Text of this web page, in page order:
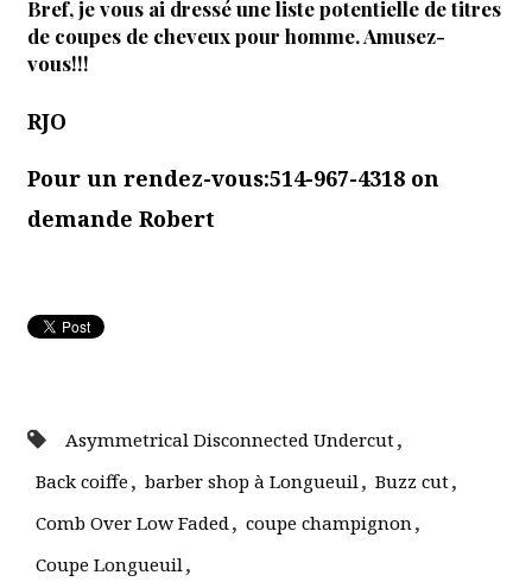
Bref, je vous ai dressé une liste potentielle de titres
de coupes de cheveux pour homme. Amusez-
vous!!!
RJO
Pour un rendez-vous:514-967-4318 on
demande Robert
Asymmetrical Disconnected Undercut,
Back coiffe, barber shop à Longueuil , Buzz cut,
Comb Over Low Faded , coupe champignon ,
Coupe Longueuil ,